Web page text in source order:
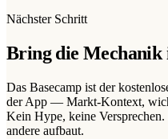
Nächster Schritt
Bring die Mechanik
Das Basecamp ist der
der App — Markt-Kontext,
Kein Hype, keine
andere aufbaut.